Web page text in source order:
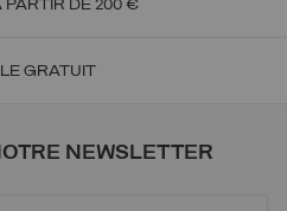
PARTIR DE 200 €
GRATUIT
NEWSLETTER